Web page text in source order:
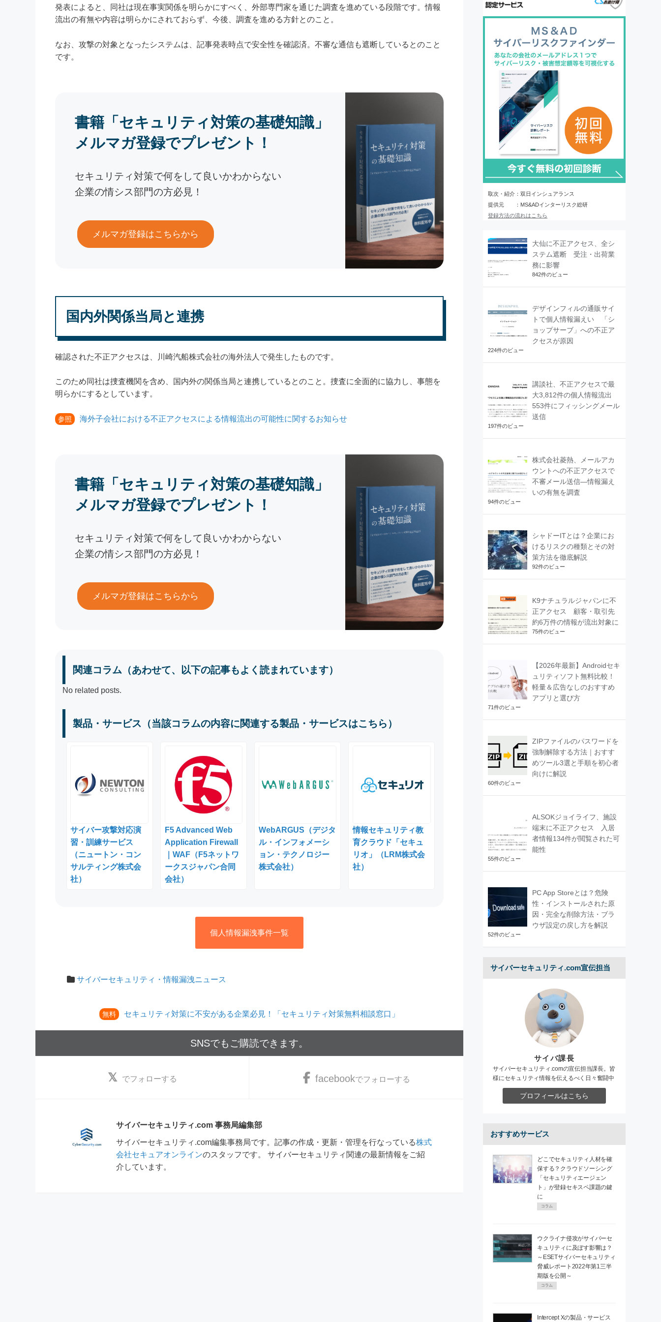
発表によると、同社は現在事実関係を明らかにすべく、外部専門家を通じた調査を進めている段階です。情報
流出の有無や内容は明らかにされておらず、今後、調査を進める方針とのこと。
なお、攻撃の対象となったシステムは、記事発表時点で安全性を確認済。不審な通信も遮断しているとのこと
です。
書籍「セキュリティ対策の基礎知識」
メルマガ登録でプレゼント！
セキュリティ対策で何をして良いかわからない
企業の情シス部門の方必見！
メルマガ登録はこちらから
国内外関係当局と連携
確認された不正アクセスは、川崎汽船株式会社の海外法人で発生したものです。
このため同社は捜査機関を含め、国内外の関係当局と連携しているとのこと。捜査に全面的に協力し、事態を
明らかにするとしています。
参照 海外子会社における不正アクセスによる情報流出の可能性に関するお知らせ
書籍「セキュリティ対策の基礎知識」
メルマガ登録でプレゼント！
セキュリティ対策で何をして良いかわからない
企業の情シス部門の方必見！
メルマガ登録はこちらから
関連コラム（あわせて、以下の記事もよく読まれています）
No related posts.
製品・サービス（当該コラムの内容に関連する製品・サービスはこちら）
サイバー攻撃対応演
習・訓練サービス
（ニュートン・コン
サルティング株式会
社）
F5 Advanced Web
Application Firewall
｜WAF（F5ネットワ
ークスジャパン合同
会社）
WebARGUS（デジタ
ル・インフォメーシ
ョン・テクノロジー
株式会社）
情報セキュリティ教
育クラウド「セキュ
リオ」（LRM株式会
社）
個人情報漏洩事件一覧
サイバーセキュリティ・情報漏洩ニュース
無料 セキュリティ対策に不安がある企業必見！「セキュリティ対策無料相談窓口」
SNSでもご購読できます。
でフォローする facebookでフォローする
サイバーセキュリティ.com 事務局編集部
サイバーセキュリティ.com編集事務局です。記事の作成・更新・管理を行なっている株式
会社セキュアオンラインのスタッフです。 サイバーセキュリティ関連の最新情報をご紹
介しています。
取次・紹介：双日インシュアランス
提供元 ：MS&ADインターリスク総研
登録方法の流れはこちら
大仙に不正アクセス、全シ
ステム遮断 受注・出荷業
務に影響
842件のビュー
デザインフィルの通販サイ
トで個人情報漏えい 「シ
ョップサーブ」への不正ア
クセスが原因
224件のビュー
講談社、不正アクセスで最
大3,812件の個人情報流出
553件にフィッシングメール
送信
197件のビュー
株式会社菱熱、メールアカ
ウントへの不正アクセスで
不審メール送信―情報漏え
いの有無を調査
94件のビュー
シャドーITとは？企業にお
けるリスクの種類とその対
策方法を徹底解説
92件のビュー
K9ナチュラルジャパンに不
正アクセス 顧客・取引先
約6万件の情報が流出対象に
75件のビュー
【2026年最新】Androidセキ
ュリティソフト無料比較！
軽量＆広告なしのおすすめ
アプリと選び方
71件のビュー
ZIPファイルのパスワードを
強制解除する方法｜おすす
めツール3選と手順を初心者
向けに解説
60件のビュー
ALSOKジョイライフ、施設
端末に不正アクセス 入居
者情報134件が閲覧された可
能性
55件のビュー
PC App Storeとは？危険
性・インストールされた原
因・完全な削除方法・ブラ
ウザ設定の戻し方を解説
52件のビュー
サイバーセキュリティ.com宣伝担当
サイバ課長
サイバーセキュリティ.comの宣伝担当課長。皆
様にセキュリティ情報を伝えるべく日々奮闘中
プロフィールはこちら
おすすめサービス
どこでセキュリティ人材を確
保する？クラウドソーシング
「セキュリティエージェン
ト」が登録セキスペ課題の鍵
に
コラム
ウクライナ侵攻がサイバーセ
キュリティに及ぼす影響は？
～ESETサイバーセキュリティ
脅威レポート2022年第1三半
期版を公開～
コラム
Intercept Xの製品・サービス